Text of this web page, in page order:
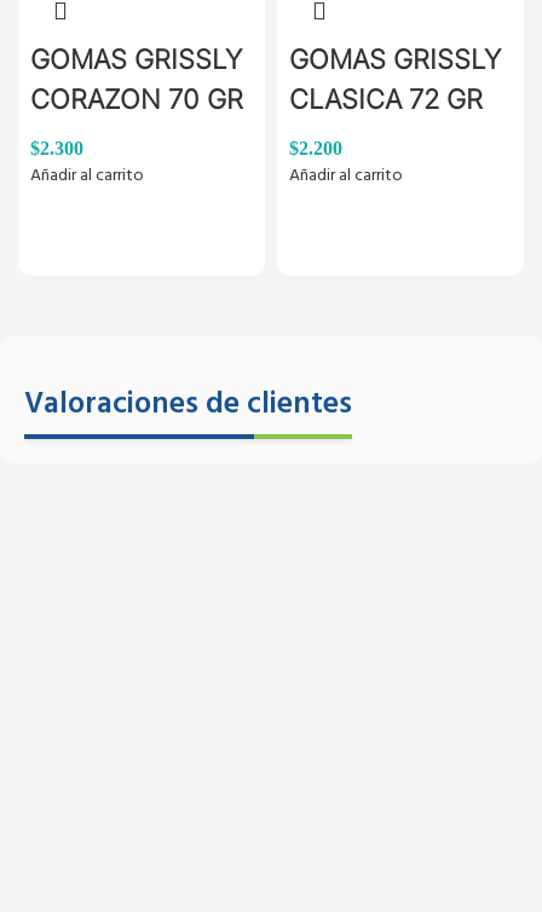
GOMAS GRISSLY
CORAZON 70 GR
$2.300
Añadir al carrito
GOMAS GRISSLY
CLASICA 72 GR
$2.200
Añadir al carrito
Valoraciones de clientes